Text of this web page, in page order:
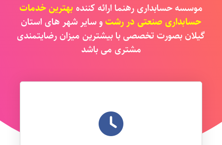
موسسه حسابداری رهنما ارائه کننده بهترین خدمات
حسابداری صنعتی در رشت و سایر شهر های استان
گیلان بصورت تخصصی با بیشترین میزان رضایتمندی
مشتری می باشد